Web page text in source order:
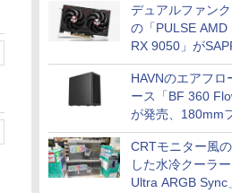
デュアルファン
の「PULSE AMD
RX 9050」が
HAVNのエアフロ
ース「BF 360
が発売、180mm
載
CRTモニター風
した水冷クーラ
Ultra ARGB Sync